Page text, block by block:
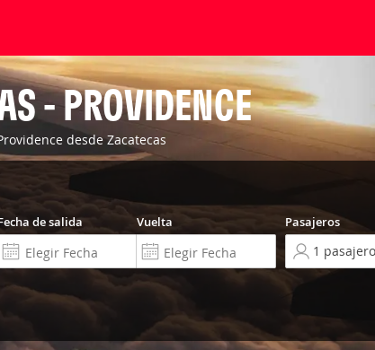
- PROVIDENCE
desde Zacatecas
de salida Vuelta Pasajeros